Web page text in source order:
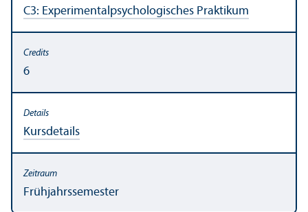
C3: Experimentalpsychologisches Praktikum
6
Kursdetails
Frühjahrssemester